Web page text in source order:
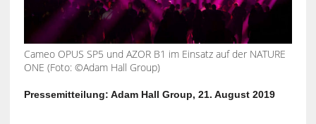
Cameo OPUS SP5 und AZOR B1 im Einsatz auf der NATURE
ONE (Foto: ©Adam Hall Group)
Pressemitteilung: Adam Hall Group, 21. August 2019